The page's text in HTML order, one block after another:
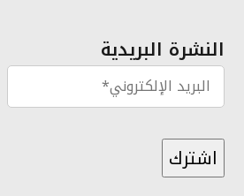
النشرة البريدية